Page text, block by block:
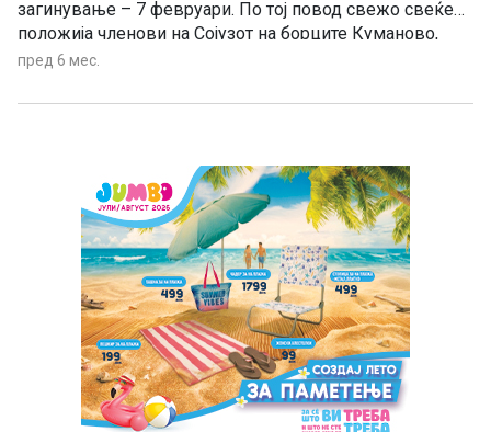
загинување – 7 февруари. По тој повод свежо свеќе
положија членови на Сојузот на борците Куманово,
Здружението на армиски и полициски ветерани,
субјекти. Христијан Тодоровски- Карпош загинал на 7
полициско упориште во селото Биљача, Прешево,
објави информативниот портал „Куманово њуз“.
пред 6 мес.